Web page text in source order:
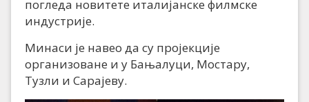
погледа новитете италијанске филмске
индустрије.
Минаси је навео да су пројекције
организоване и у Бањалуци, Мостару,
Тузли и Сарајеву.